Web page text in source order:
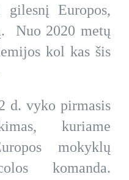
Europos,
Nuo 2020 metų
kol kas šis
d. vyko pirmasis
kuriame
mokyklų
komanda.